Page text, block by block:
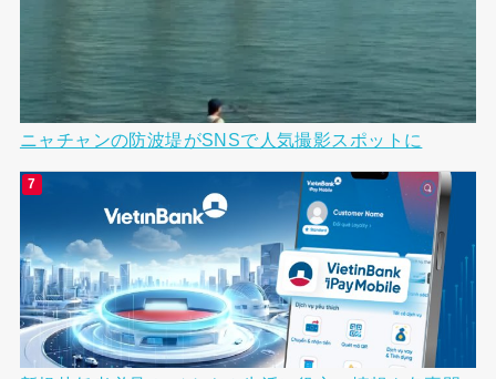
ニャチャンの防波堤がSNSで人気撮影スポットに